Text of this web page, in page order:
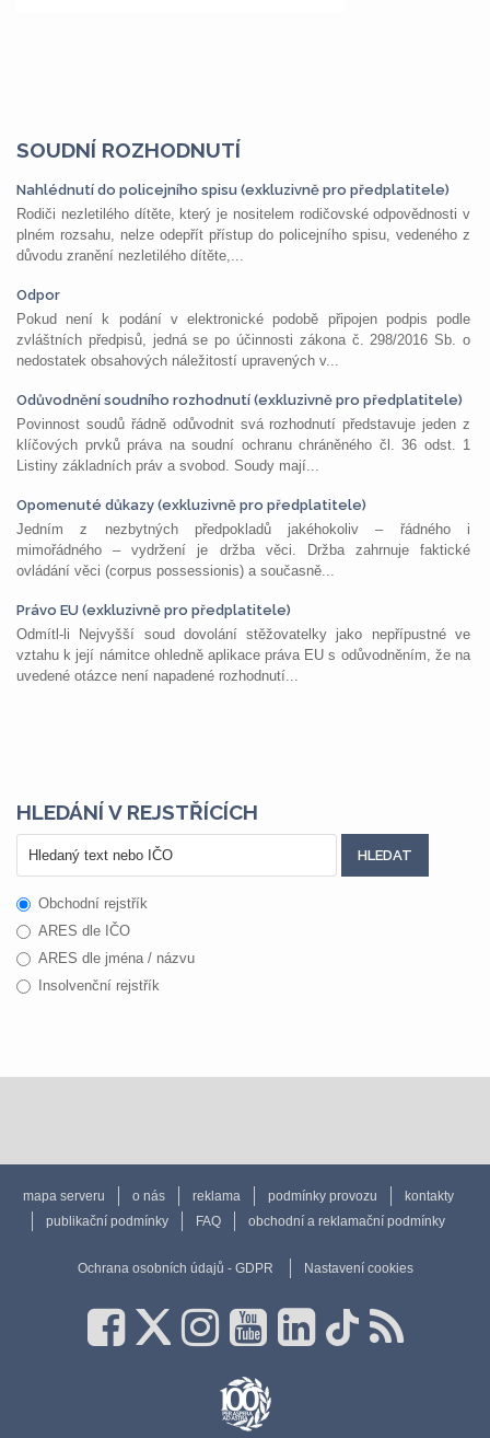
SOUDNÍ ROZHODNUTÍ
Nahlédnutí do policejního spisu (exkluzivně pro předplatitele)
Rodiči nezletilého dítěte, který je nositelem rodičovské odpovědnosti v
plném rozsahu, nelze odepřít přístup do policejního spisu, vedeného z
důvodu zranění nezletilého dítěte,...
Odpor
Pokud není k podání v elektronické podobě připojen podpis podle
zvláštních předpisů, jedná se po účinnosti zákona č. 298/2016 Sb. o
nedostatek obsahových náležitostí upravených v...
Odůvodnění soudního rozhodnutí (exkluzivně pro předplatitele)
Povinnost soudů řádně odůvodnit svá rozhodnutí představuje jeden z
klíčových prvků práva na soudní ochranu chráněného čl. 36 odst. 1
Listiny základních práv a svobod. Soudy mají...
Opomenuté důkazy (exkluzivně pro předplatitele)
Jedním z nezbytných předpokladů jakéhokoliv – řádného i
mimořádného – vydržení je držba věci. Držba zahrnuje faktické
ovládání věci (corpus possessionis) a současně...
Právo EU (exkluzivně pro předplatitele)
Odmítl-li Nejvyšší soud dovolání stěžovatelky jako nepřípustné ve
vztahu k její námitce ohledně aplikace práva EU s odůvodněním, že na
uvedené otázce není napadené rozhodnutí...
HLEDÁNÍ V REJSTŘÍCÍCH
Obchodní rejstřík
ARES dle IČO
ARES dle jména / názvu
Insolvenční rejstřík
mapa serveru o nás reklama podmínky provozu
kontakty
publikační podmínky
FAQ obchodní a reklamační podmínky
Ochrana osobních údajů - GDPR Nastavení cookies